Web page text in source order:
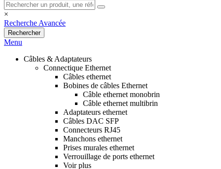
×
Recherche Avancée
Rechercher
Menu
Câbles & Adaptateurs
Connectique Ethernet
Câbles ethernet
Bobines de câbles Ethernet
Câble ethernet monobrin
Câble ethernet multibrin
Adaptateurs ethernet
Câbles DAC SFP
Connecteurs RJ45
Manchons ethernet
Prises murales ethernet
Verrouillage de ports ethernet
Voir plus